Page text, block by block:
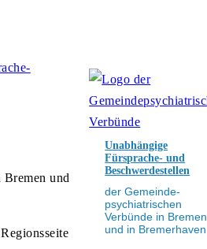
Unabhängige
Fürsprache- und
Beschwerdestellen
der Gemeinde-
psychiatrischen
Verbünde in Bremen
und in Bremerhaven
und